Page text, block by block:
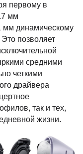
первому в
мм
мм динамическому
позволяет
средними
четкими
драйвера
так и тех,
жизни.